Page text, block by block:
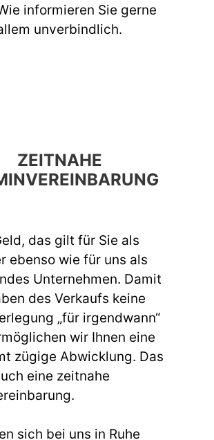
informieren Sie gerne
unverbindlich.
ZEITNAHE
das gilt für Sie als
ebenso wie für uns als
Unternehmen. Damit
des Verkaufs keine
„für irgendwann“
wir Ihnen eine
zügige Abwicklung. Das
eine zeitnahe
sich bei uns in Ruhe